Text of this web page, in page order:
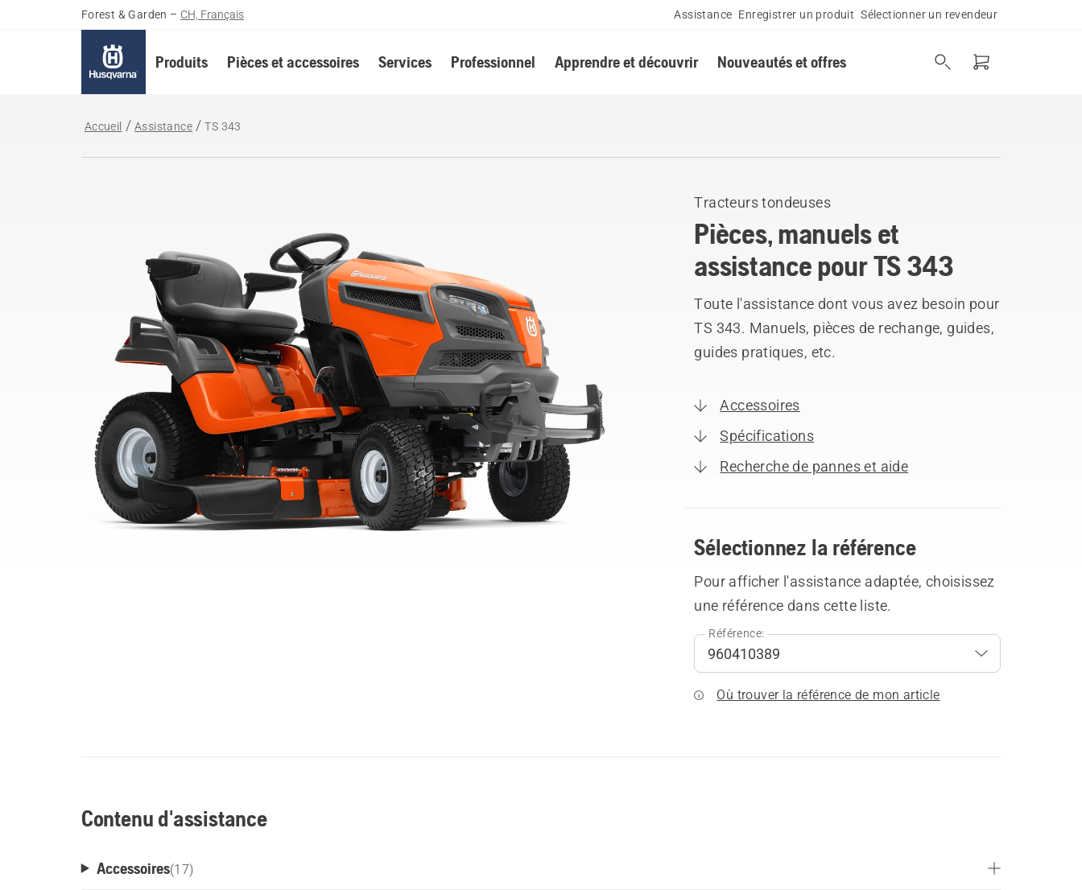
Forest & Garden – CH, Français Assistance Enregistrer un produit Sélectionner un revendeur
Produits Pièces et accessoires Services Professionnel Apprendre et découvrir Nouveautés et offres
Accueil Assistance TS 343
Tracteurs tondeuses
Pièces, manuels et
assistance pour TS 343
Toute l'assistance dont vous avez besoin pour
TS 343. Manuels, pièces de rechange, guides,
guides pratiques, etc.
Accessoires
Spécifications
Recherche de pannes et aide
Sélectionnez la référence
Pour afficher l'assistance adaptée, choisissez
une référence dans cette liste.
Référence:
Où trouver la référence de mon article
Contenu d'assistance
Accessoires(17)